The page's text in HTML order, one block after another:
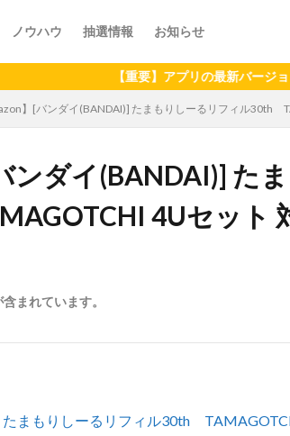
ノウハウ 抽選情報 お知らせ
【重要】アプリの最新バージョンへの
】[バンダイ(BANDAI)] たまもりしーるリフィル30th
ンダイ(BANDAI)] た
4Uセット
まれています。
まもりしーるリフィル30th